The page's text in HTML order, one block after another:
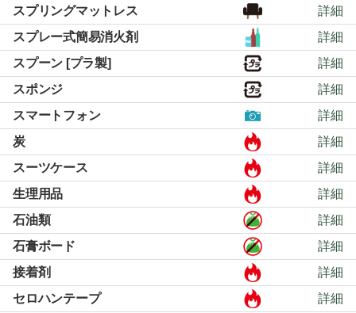
スプリングマットレス
詳細
スプレー式簡易消火剤
詳細
スプーン [プラ製]
詳細
スポンジ
詳細
スマートフォン
詳細
炭
詳細
スーツケース
詳細
生理用品
詳細
石油類
詳細
石膏ボード
詳細
接着剤
詳細
セロハンテープ
詳細